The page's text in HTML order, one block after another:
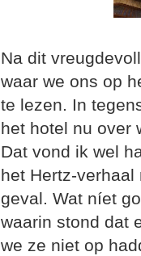
Na dit
waar we ons op
te lezen. In
het hotel nu over
Dat vond ik wel
het Hertz-
geval. Wat níet
waarin stond dat
we ze niet op